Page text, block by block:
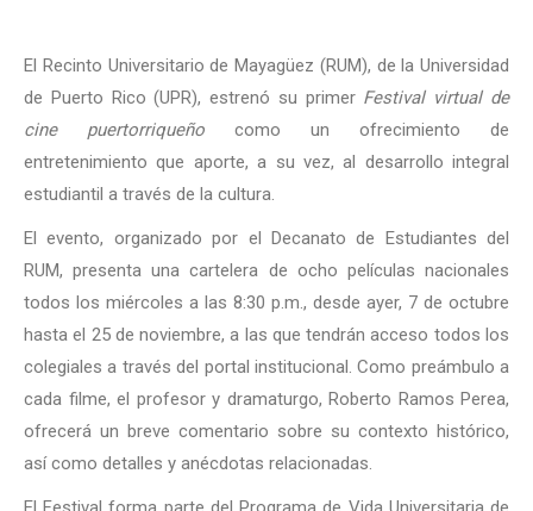
El Recinto Universitario de Mayagüez (RUM), de la Universidad
de Puerto Rico (UPR), estrenó su primer Festival virtual de
cine puertorriqueño como un ofrecimiento de
entretenimiento que aporte, a su vez, al desarrollo integral
estudiantil a través de la cultura.
El evento, organizado por el Decanato de Estudiantes del
RUM, presenta una cartelera de ocho películas nacionales
todos los miércoles a las 8:30 p.m., desde ayer, 7 de octubre
hasta el 25 de noviembre, a las que tendrán acceso todos los
colegiales a través del portal institucional. Como preámbulo a
cada filme, el profesor y dramaturgo, Roberto Ramos Perea,
ofrecerá un breve comentario sobre su contexto histórico,
así como detalles y anécdotas relacionadas.